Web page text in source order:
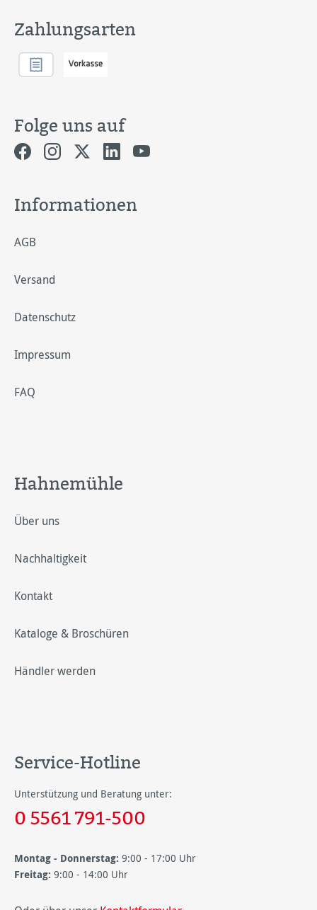
Zahlungsarten
Folge uns auf
Informationen
AGB
Versand
Datenschutz
Impressum
FAQ
Hahnemühle
Über uns
Nachhaltigkeit
Kontakt
Kataloge & Broschüren
Händler werden
Service-Hotline
Unterstützung und Beratung unter:
0 5561 791-500
Montag - Donnerstag: 9:00 - 17:00 Uhr
Freitag: 9:00 - 14:00 Uhr